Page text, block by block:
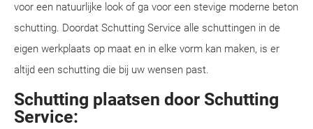
voor een natuurlijke look of ga voor een stevige moderne beton
schutting. Doordat Schutting Service alle schuttingen in de
eigen werkplaats op maat en in elke vorm kan maken, is er
altijd een schutting die bij uw wensen past.
Schutting plaatsen door Schutting
Service: